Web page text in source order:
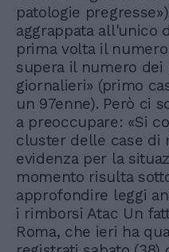
patologie
aggrappata all'unico
prima volta il
supera il numero dei
giornalieri» (primo
un 97enne). Però ci
a preoccupare: «Si
cluster delle case di
evidenza per la
momento risulta
approfondire leggi
i rimborsi Atac Un
Roma, che ieri ha